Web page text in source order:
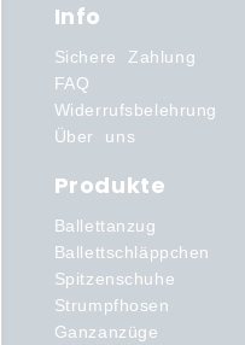
Info
Sichere Zahlung
FAQ
Widerrufsbelehrung
Über uns
Produkte
Ballettanzug
Ballettschläppchen
Spitzenschuhe
Strumpfhosen
Ganzanzüge